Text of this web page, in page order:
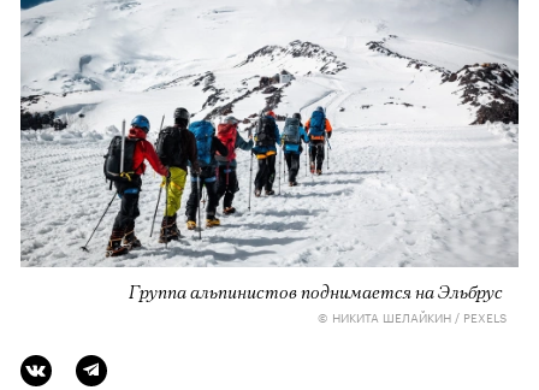
Группа альпинистов поднимается на Эльбрус
© НИКИТА ШЕЛАЙКИН / PEXELS